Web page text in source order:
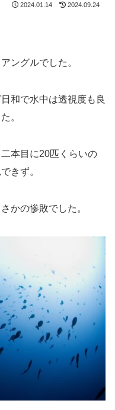
2024.01.14 2024.09.24
ングルでした。
和で水中は透視度も良
。
本目に20匹くらいの
きず。
かの惨敗でした。